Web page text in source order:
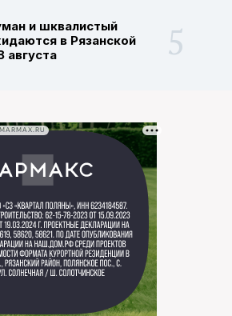
и шквалистый
в Рязанской
августа